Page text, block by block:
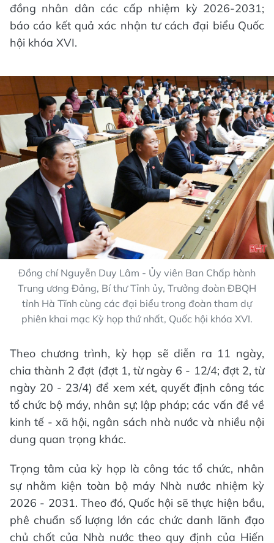
đồng nhân dân các cấp nhiệm kỳ 2026-2031;
báo cáo kết quả xác nhận tư cách đại biểu Quốc
hội khóa XVI.
Đồng chí Nguyễn Duy Lâm - Ủy viên Ban Chấp hành
Trung ương Đảng, Bí thư Tỉnh ủy, Trưởng đoàn ĐBQH
tỉnh Hà Tĩnh cùng các đại biểu trong đoàn tham dự
phiên khai mạc Kỳ họp thứ nhất, Quốc hội khóa XVI.
Theo chương trình, kỳ họp sẽ diễn ra 11 ngày,
chia thành 2 đợt (đợt 1, từ ngày 6 - 12/4; đợt 2, từ
ngày 20 - 23/4) để xem xét, quyết định công tác
tổ chức bộ máy, nhân sự; lập pháp; các vấn đề về
kinh tế - xã hội, ngân sách nhà nước và nhiều nội
dung quan trọng khác.
Trọng tâm của kỳ họp là công tác tổ chức, nhân
sự nhằm kiện toàn bộ máy Nhà nước nhiệm kỳ
2026 - 2031. Theo đó, Quốc hội sẽ thực hiện bầu,
phê chuẩn số lượng lớn các chức danh lãnh đạo
chủ chốt của Nhà nước theo quy định của Hiến